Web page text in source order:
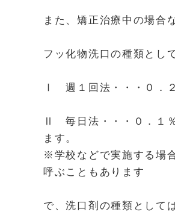
また、矯正治療中の場合
フッ化物洗口の種類とし
Ⅰ 週１回法・・・０．
Ⅱ 毎日法・・・０．１
ます。
※学校などで実施する場
呼ぶこともあります
で、洗口剤の種類として